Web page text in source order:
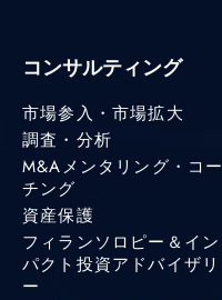
コンサルティング
市場参入・市場拡大
調査・分析
M&Aメンタリング・コー
チング
資産保護
フィランソロピー＆イン
パクト投資アドバイザリ
ー